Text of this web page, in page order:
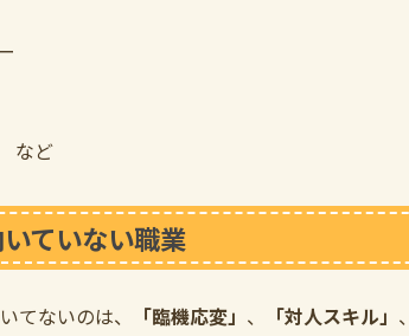
ど
ていない職業
てないのは、 「臨機応変」 、 「対人スキル」